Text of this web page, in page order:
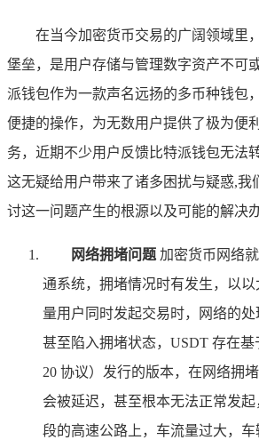
在当今加密货币交易的广阔领域里
堡垒，是用户存储与管理数字资产不可
派钱包作为一款声名远扬的多币种钱包
便捷的操作，为无数用户提供了极为便
务，近期不少用户反馈比特派钱包无法
这无疑给用户带来了诸多困扰与疑惑,我
讨这一问题产生的根源以及可能的解决办
网络拥堵问题 加密货币网络
通系统，拥堵情况时有发生，以
量用户同时发起交易时，网络的处
甚至陷入拥堵状态，USDT 存在
20 协议）发行的版本，在网络拥
会被延迟，甚至根本无法正常发
段的高速公路上，车流量过大，